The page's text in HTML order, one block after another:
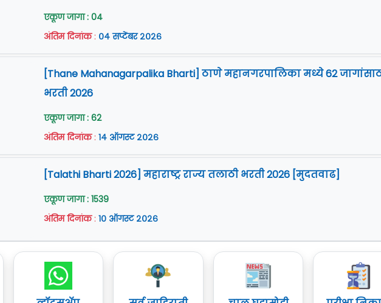
एकूण जागा : 04
अंतिम दिनांक: ०४ सप्टेंबर २०२६
[Thane Mahanagarpalika Bharti] ठाणे महानगरपालिका मध्ये 62
भरती 2026
एकूण जागा : 62
अंतिम दिनांक: १४ ऑगस्ट २०२६
[Talathi Bharti 2026] महाराष्ट्र राज्य तलाठी भरती 2026 [मुदतवाढ]
एकूण जागा : 1539
अंतिम दिनांक: १० ऑगस्ट २०२६